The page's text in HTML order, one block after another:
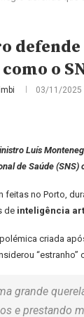
defende
o
03/11/2025
Luís
de Saúde
feitas no Porto,
de inteligência
criada
grande
e prestando